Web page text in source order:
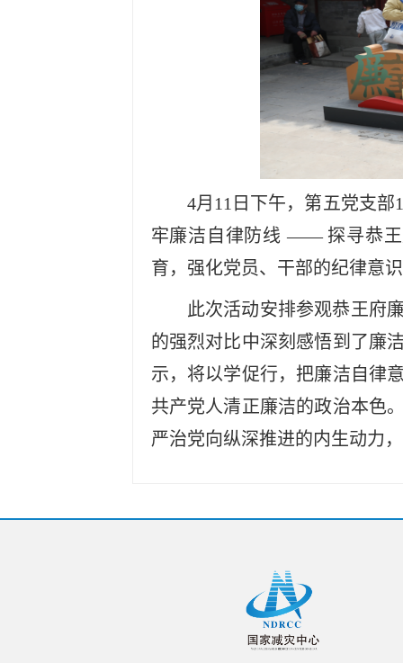
4月11日下午，第五党支
牢廉洁自律防线 —— 探寻恭王
育，强化党员、干部的纪律意
此次活动安排参观恭王府
的强烈对比中深刻感悟到了廉
示，将以学促行，把廉洁自律
共产党人清正廉洁的政治本色
严治党向纵深推进的内生动力